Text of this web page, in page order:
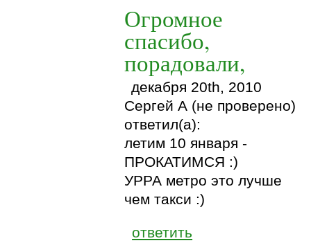
Огромное
спасибо,
порадовали,
декабря 20th, 2010
Сергей А (не проверено)
ответил(а):
летим 10 января -
ПРОКАТИМСЯ :)
УРРА метро это лучше
чем такси :)
ответить